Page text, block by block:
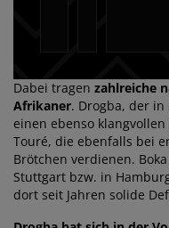
Dabei tragen zahlreiche
Afrikaner. Drogba, der
einen ebenso
Touré, die ebenfalls bei
Brötchen verdienen.
Stuttgart bzw. in
dort seit Jahren solide